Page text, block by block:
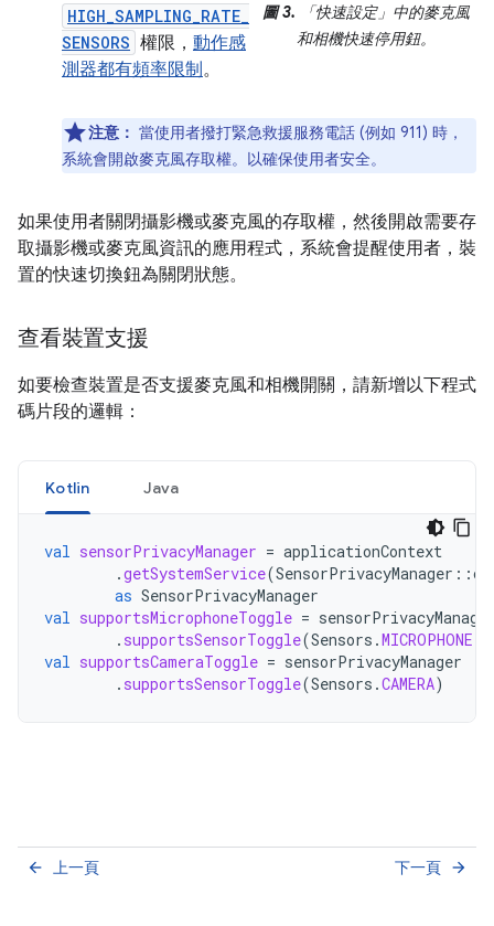
圖 3. 「快速設定」中的麥克風
和相機快速停用鈕。
HIGH_SAMPLING_RATE_
SENSORS 權限， 動作感
測器都有頻率限制。
注意： 當使用者撥打緊急救援服務電話 (例如 911) 時，
系統會開啟麥克風存取權。以確保使用者安全。
如果使用者關閉攝影機或麥克風的存取權，然後開啟需要存
取攝影機或麥克風資訊的應用程式，系統會提醒使用者，裝
置的快速切換鈕為關閉狀態。
查看裝置支援
如要檢查裝置是否支援麥克風和相機開關，請新增以下程式
碼片段的邏輯：
Kotlin Java
val sensorPrivacyManager = applicationContext
.getSystemService(SensorPrivacyManager ::
as SensorPrivacyManager
val supportsMicrophoneToggle =
. supportsSensorToggle(Sensors .MICROPHONE
val supportsCameraToggle = sensorPrivacyManager
. supportsSensorToggle(Sensors .CAMERA)
上一頁
arrow_back 下一頁 arrow_forward